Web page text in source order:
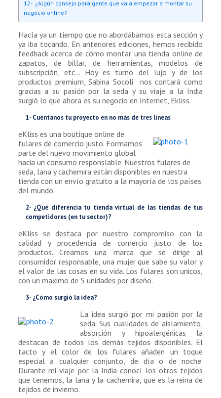
12- ¿Algún consejo para gente que va a empezar a montar su
negocio online?
Hacía ya un tiempo que no abordábamos esta sección y
ya iba tocando. En anteriores ediciones, hemos recibido
feedback acerca de cómo montar una tienda online de
zapatos, de billar, de herramientas, modelos de
subscripción, etc… Hoy es turno del lujo y de los
productos premium, Sabina Socoli nos contará como
gracias a su pasión por la seda y su viaje a la India
surgió lo que ahora es su negocio en Internet, Ekliss.
1- Cuéntanos tu proyecto en no más de tres líneas
eKliss es una boutique online de
fulares de comercio justo. Formamos
parte del nuevo movimiento global
hacia un consumo responslable. Nuestros fulares de
seda, lana y cachemira están disponibles en nuestra
tienda con un envío gratuito a la mayoría de los países
del mundo.
2- ¿Qué diferencia tu tienda virtual de las tiendas de tus
competidores (en tu sector)?
eKliss se destaca por nuestro compromiso con la
calidad y procedencia de comercio justo de los
productos. Creamos una marca que se dirige al
consumidor responsable, una mujer que sabe su valor y
el valor de las cosas en su vida. Los fulares son unicos,
con un maximo de 5 unidades por diseño.
3- ¿Cómo surgió la idea?
La idea surgió por mi pasión por la
seda. Sus cualidades de aislamiento,
absorción y hipoalergénicas la
destacan de todos los demás tejidos disponibles. El
tacto y el color de los fulares añaden un toque
especial a cualquier conjunto, de día o de noche.
Durante mi viaje por la India conocí los otros tejidos
que tenemos, la lana y la cachemira, que es la reina de
tejidos de invierno.